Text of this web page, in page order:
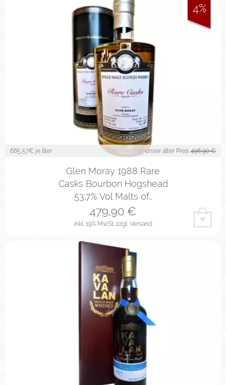
685,57€ je liter unser alter Preis 498,90 €
Glen Moray 1988 Rare
Casks Bourbon Hogshead
53,7% Vol Malts of…
inkl. 19% MwSt. zzgl. Versand
479,90 €
4%